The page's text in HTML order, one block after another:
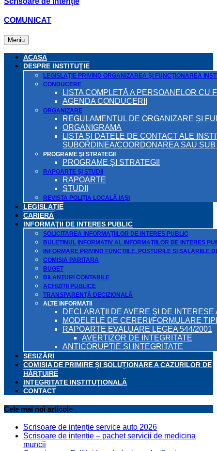
COMUNICAT
Meniu
ACASA
DESPRE INSTITUŢIE
LEGISLAŢIE PRIVIND ORGANIZAREA ŞI FUNCŢIONAREA
CONDUCERE
LISTA COMPLETĂ A PERSOANELOR CU
AGENDA CONDUCERII
ORGANIZARE
REGULAMENTUL DE ORGANIZARE ȘI
ORGANIGRAMA
LISTA ŞI DATELE DE CONTACT ALE
SUBORDINEA/COORDONAREA SAU
PROGRAME ŞI STRATEGII
PROGRAME ŞI STRATEGII
RAPOARTE ŞI STUDII
RAPOARTE
STUDII
REVISTA POLIȚIA LOCALĂ IAȘI
LEGISLAȚIE
CARIERA
INFORMAŢII DE INTERES PUBLIC
SOLICITAREA INFORMAŢIILOR DE INTERES PUBLIC
BULETINUL INFORMATIV AL INFORMAŢIILOR DE INTERES
INFORMARE PRIVIND FUNCTIILE, POSTURILE SI
COMISIA PARITARA
BUGET
BILANŢURI CONTABILE
ACHIZIȚII PUBLICE
TRANSPARENȚĂ DECIZIONALĂ
ALTE INFORMATII
DECLARAŢII DE AVERE ŞI DE
MODELELE DE CERERI/FORMULARE
RAPOARTE EVALUARE LEGEA 544/2001
AVERTIZOR DE INTEGRITATE
ANTICORUPȚIE ȘI INTEGRITATE
SESIZĂRI
COMISIA DE PRIMIRE ȘI SOLUȚIONARE A CAZURILOR DE
HĂRȚUIRE
INTEGRITATE INSTITUȚIONALĂ
CONTACT
Cele mai noi articole
Scrisoare de intenție service auto 2026
Scrisoare de intenție – pachet servicii de medicina
muncii